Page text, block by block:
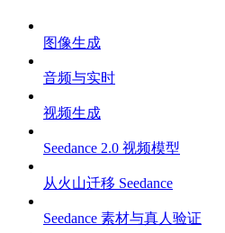
图像生成
音频与实时
视频生成
Seedance 2.0 视频模型
从火山迁移 Seedance
Seedance 素材与真人验证